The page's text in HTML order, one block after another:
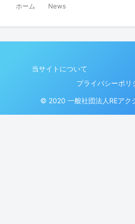
ホーム News
当サイトについて
プライバシーポリ
© 2020 一般社団法人REアク